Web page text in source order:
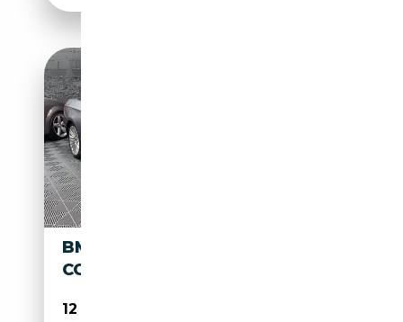
BMW 325 V (E93) 325I 218CH
CONFORT
12 990€